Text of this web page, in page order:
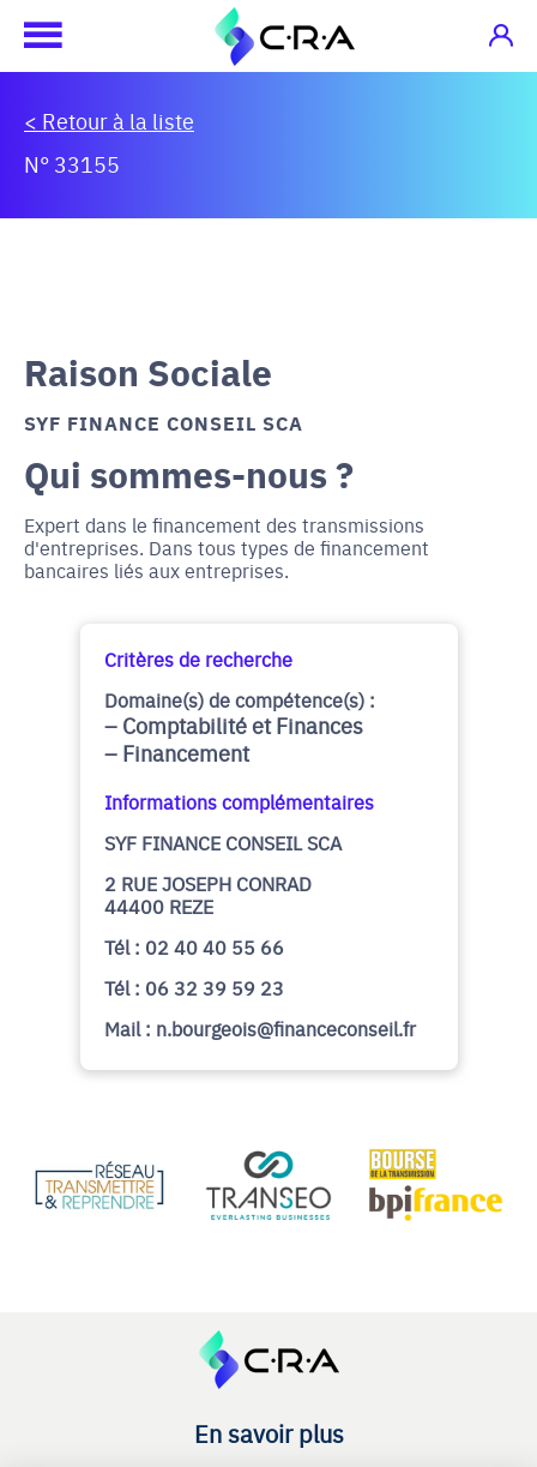
< Retour à la liste
N° 33155
Raison Sociale
SYF FINANCE CONSEIL SCA
Qui sommes-nous ?
Expert dans le financement des transmissions
d'entreprises. Dans tous types de financement
bancaires liés aux entreprises.
Critères de recherche
Domaine(s) de compétence(s) :
Comptabilité et Finances
Financement
Informations complémentaires
SYF FINANCE CONSEIL SCA
2 RUE JOSEPH CONRAD
44400 REZE
Tél : 02 40 40 55 66
Tél : 06 32 39 59 23
Mail : n.bourgeois@financeconseil.fr
En savoir plus